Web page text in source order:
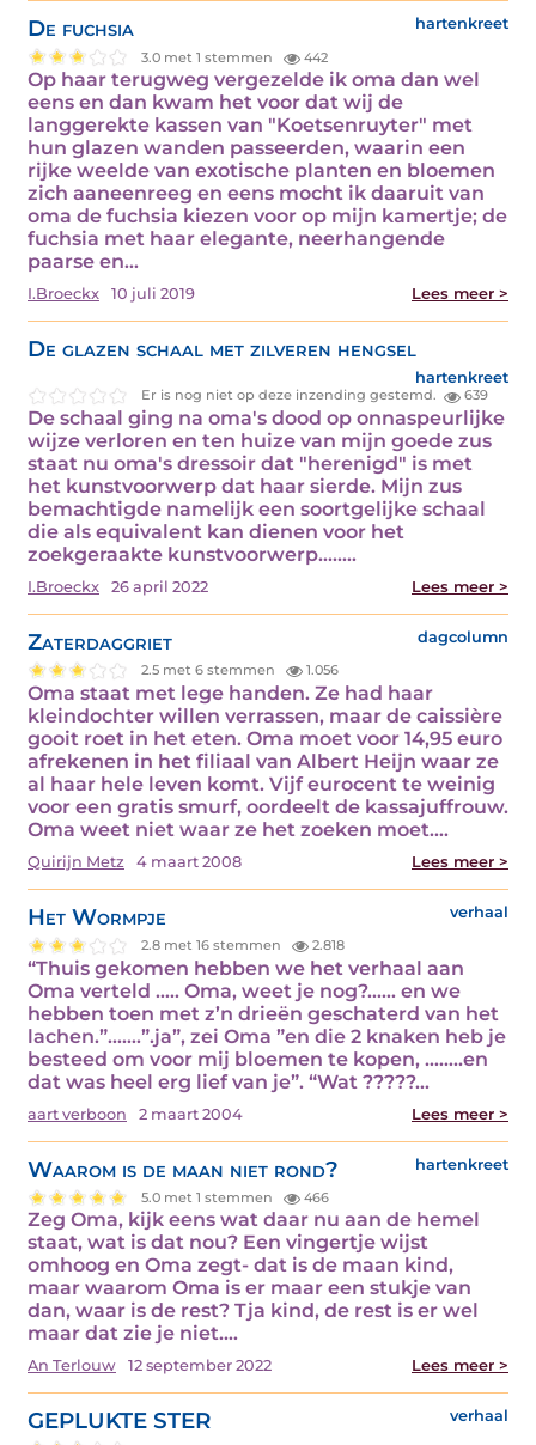
De fuchsia hartenkreet
3.0 met 1 stemmen 442
Op haar terugweg vergezelde ik oma dan wel
eens en dan kwam het voor dat wij de
langgerekte kassen van "Koetsenruyter" met
hun glazen wanden passeerden, waarin een
rijke weelde van exotische planten en bloemen
zich aaneenreeg en eens mocht ik daaruit van
oma de fuchsia kiezen voor op mijn kamertje; de
fuchsia met haar elegante, neerhangende
paarse en…
I.Broeckx 10 juli 2019 Lees meer >
De glazen schaal met zilveren hengsel
hartenkreet
Er is nog niet op deze inzending gestemd. 639
De schaal ging na oma's dood op onnaspeurlijke
wijze verloren en ten huize van mijn goede zus
staat nu oma's dressoir dat "herenigd" is met
het kunstvoorwerp dat haar sierde. Mijn zus
bemachtigde namelijk een soortgelijke schaal
die als equivalent kan dienen voor het
zoekgeraakte kunstvoorwerp.....…
I.Broeckx 26 april 2022 Lees meer >
Zaterdaggriet dagcolumn
2.5 met 6 stemmen 1.056
Oma staat met lege handen. Ze had haar
kleindochter willen verrassen, maar de caissière
gooit roet in het eten. Oma moet voor 14,95 euro
afrekenen in het filiaal van Albert Heijn waar ze
al haar hele leven komt. Vijf eurocent te weinig
voor een gratis smurf, oordeelt de kassajuffrouw.
Oma weet niet waar ze het zoeken moet.…
Quirijn Metz 4 maart 2008 Lees meer >
Het Wormpje verhaal
2.8 met 16 stemmen 2.818
“Thuis gekomen hebben we het verhaal aan
Oma verteld ….. Oma, weet je nog?…… en we
hebben toen met z’n drieën geschaterd van het
lachen.”…….”.ja”, zei Oma ”en die 2 knaken heb je
besteed om voor mij bloemen te kopen, ……..en
dat was heel erg lief van je”. “Wat ?????…
aart verboon 2 maart 2004 Lees meer >
Waarom is de maan niet rond? hartenkreet
5.0 met 1 stemmen 466
Zeg Oma, kijk eens wat daar nu aan de hemel
staat, wat is dat nou? Een vingertje wijst
omhoog en Oma zegt- dat is de maan kind,
maar waarom Oma is er maar een stukje van
dan, waar is de rest? Tja kind, de rest is er wel
maar dat zie je niet.…
An Terlouw 12 september 2022 Lees meer >
GEPLUKTE STER verhaal